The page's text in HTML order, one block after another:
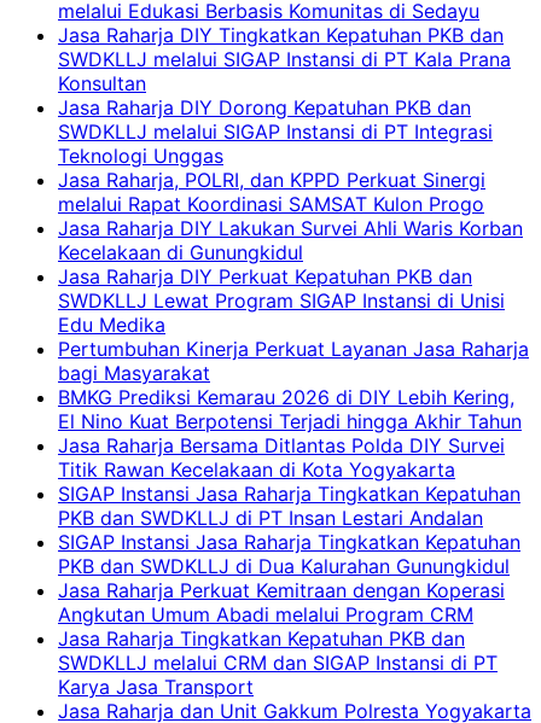
melalui Edukasi Berbasis Komunitas di Sedayu
Jasa Raharja DIY Tingkatkan Kepatuhan PKB dan
SWDKLLJ melalui SIGAP Instansi di PT Kala Prana
Konsultan
Jasa Raharja DIY Dorong Kepatuhan PKB dan
SWDKLLJ melalui SIGAP Instansi di PT Integrasi
Teknologi Unggas
Jasa Raharja, POLRI, dan KPPD Perkuat Sinergi
melalui Rapat Koordinasi SAMSAT Kulon Progo
Jasa Raharja DIY Lakukan Survei Ahli Waris Korban
Kecelakaan di Gunungkidul
Jasa Raharja DIY Perkuat Kepatuhan PKB dan
SWDKLLJ Lewat Program SIGAP Instansi di Unisi
Edu Medika
Pertumbuhan Kinerja Perkuat Layanan Jasa Raharja
bagi Masyarakat
BMKG Prediksi Kemarau 2026 di DIY Lebih Kering,
El Nino Kuat Berpotensi Terjadi hingga Akhir Tahun
Jasa Raharja Bersama Ditlantas Polda DIY Survei
Titik Rawan Kecelakaan di Kota Yogyakarta
SIGAP Instansi Jasa Raharja Tingkatkan Kepatuhan
PKB dan SWDKLLJ di PT Insan Lestari Andalan
SIGAP Instansi Jasa Raharja Tingkatkan Kepatuhan
PKB dan SWDKLLJ di Dua Kalurahan Gunungkidul
Jasa Raharja Perkuat Kemitraan dengan Koperasi
Angkutan Umum Abadi melalui Program CRM
Jasa Raharja Tingkatkan Kepatuhan PKB dan
SWDKLLJ melalui CRM dan SIGAP Instansi di PT
Karya Jasa Transport
Jasa Raharja dan Unit Gakkum Polresta Yogyakarta